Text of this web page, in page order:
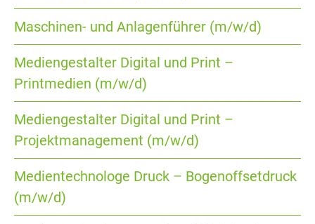
Maschinen- und Anlagenführer (m/w/d)
Mediengestalter Digital und Print –
Printmedien (m/w/d)
Mediengestalter Digital und Print –
Projektmanagement (m/w/d)
Medientechnologe Druck – Bogenoffsetdruck
(m/w/d)